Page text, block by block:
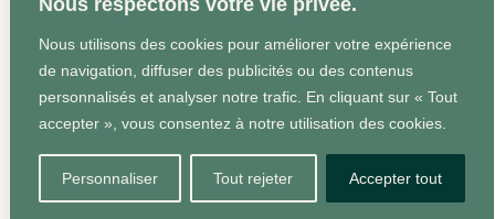
Nous respectons votre vie privée.
Nous utilisons des cookies pour améliorer votre expérience
de navigation, diffuser des publicités ou des contenus
personnalisés et analyser notre trafic. En cliquant sur « Tout
accepter », vous consentez à notre utilisation des cookies.
Personnaliser Tout rejeter Accepter tout
Le samedi de 11h30 à 19h
Conditions Générales
Site web réalisé par Agrum'ent -
Squeeze your brand!